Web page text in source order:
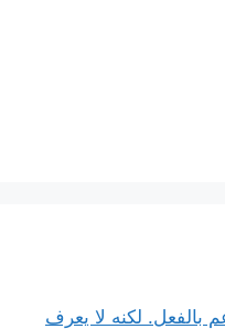
بالفعل. لكنه لا يعرف